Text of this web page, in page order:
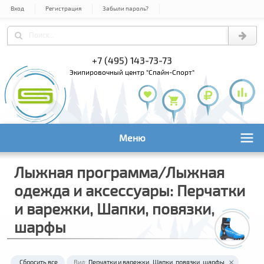
Вход Регистрация Забыли пароль?
+7 (495) 143-73-73
экипировочный центр "Спайн-Спорт"
Меню
Лыжная программа/Лыжная
одежда и аксессуары: Перчатки
и варежки, Шапки, повязки,
шарфы
Сбросить все Вид: Перчатки и варежки Шапки, повязки, шарфы